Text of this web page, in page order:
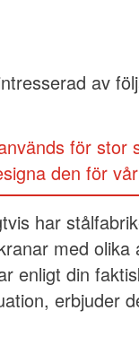
av
för stor
den för
har
med olika
enligt din
erbjuder